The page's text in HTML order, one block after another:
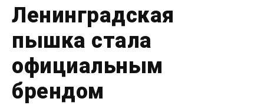
Ленинградская
пышка стала
официальным
брендом